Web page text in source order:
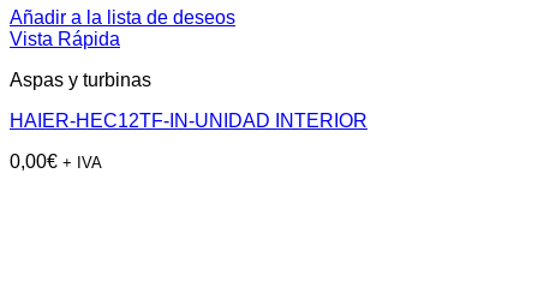
Añadir a la lista de deseos
Vista Rápida
Aspas y turbinas
HAIER-HEC12TF-IN-UNIDAD INTERIOR
0,00€ + IVA